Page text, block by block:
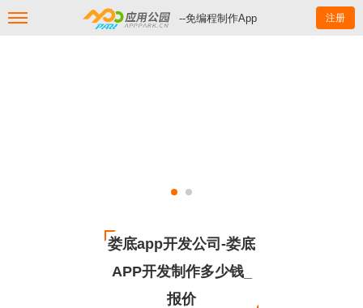
--免编程制作App 注册
娄底app开发公司-娄底
APP开发制作多少钱_
报价